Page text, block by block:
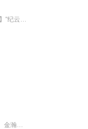
一个救命之恩换一场协议婚姻，逢场作戏的爱情，是谁先动了心？戏里戏外的人，又是谁能成为赢家？【乔漫】“纪云深，我要嫁给你，当纪太太。”【纪云深】“做纪太太，就要一心一意，心里只能有我一个人！”【乔漫】“好！”新品上架，超多丰厚的福利大奖等...
上架首日更新30集，每日晚八点更新三集，订阅可以看到更新哦~ =强烈推荐= 古风重生复仇：君九龄|彭小冉、金瀚主演同名影视剧原著|精品有声剧 古风嫡女复仇：重生之嫡女祸妃|千山茶客多人有声剧|小夜光&云天河 古风爆笑甜宠：王妃，怎么又怀了！|爆笑甜宠|...